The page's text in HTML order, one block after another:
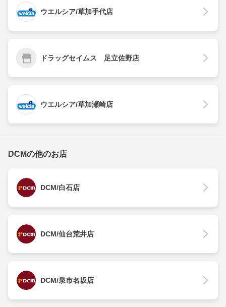
ウエルシア/草加手代店
ドラッグセイムス 足立佐野店
ウエルシア/草加瀬崎店
DCMの他のお店
DCM/白石店
DCM/仙台荒井店
DCM/泉市名坂店